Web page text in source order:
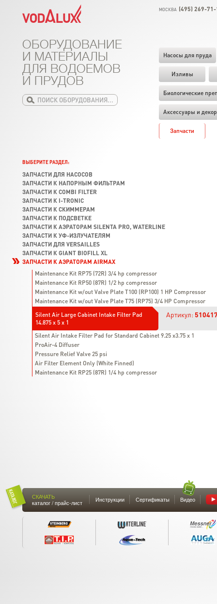
МОСКВА (495) 269-
Насосы для пруда
Изливы
Биологические
Аксессуары и декор
Запчасти
ОБОРУДОВАНИЕ
И МАТЕРИАЛЫ
ДЛЯ ВОДОЕМОВ
И ПРУДОВ
ВЫБЕРИТЕ РАЗДЕЛ:
ЗАПЧАСТИ ДЛЯ НАСОСОВ
ЗАПЧАСТИ К НАПОРНЫМ ФИЛЬТРАМ
ЗАПЧАСТИ К COMBI FILTER
ЗАПЧАСТИ К I-TRONIC
ЗАПЧАСТИ К СКИММЕРАМ
ЗАПЧАСТИ К ПОДСВЕТКЕ
ЗАПЧАСТИ К АЭРАТОРАМ SILENTA PRO, WATERLINE
ЗАПЧАСТИ К УФ-ИЗЛУЧАТЕЛЯМ
ЗАПЧАСТИ ДЛЯ VERSAILLES
ЗАПЧАСТИ К GIANT BIOFILL XL
ЗАПЧАСТИ К АЭРАТОРАМ AIRMAX
Maintenance Kit RP75 (72R) 3/4 hp compressor
Maintenance Kit RP50 (87R) 1/2 hp compressor
Maintenance Kit w/out Valve Plate T100 (RP100) 1 HP Compressor
Maintenance Kit w/out Valve Plate T75 (RP75) 3/4 HP Compressor
Silent Air Large Cabinet Intake Filter Pad
14.875 x 5 x 1
Артикул:
Silent Air Intake Filter Pad for Standard Cabinet 9.25 x3.75 x 1
ProAir-4 Diffuser
Pressure Relief Valve 25 psi
Air Filter Element Only (White Finned)
Maintenance Kit RP25 (87R) 1/4 hp compressor
СКАЧАТЬ
каталог / прайс-лист
Инструкции Сертификаты Видео